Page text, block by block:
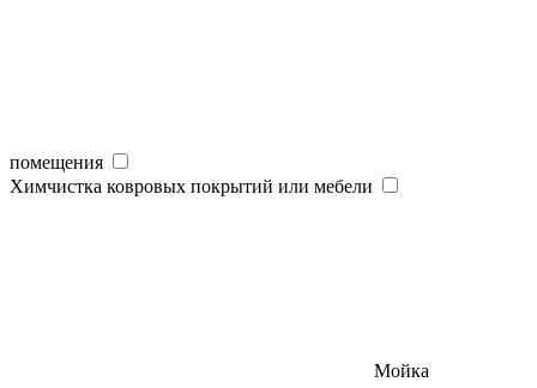
помещения
Химчистка ковровых покрытий или мебели
Мойка